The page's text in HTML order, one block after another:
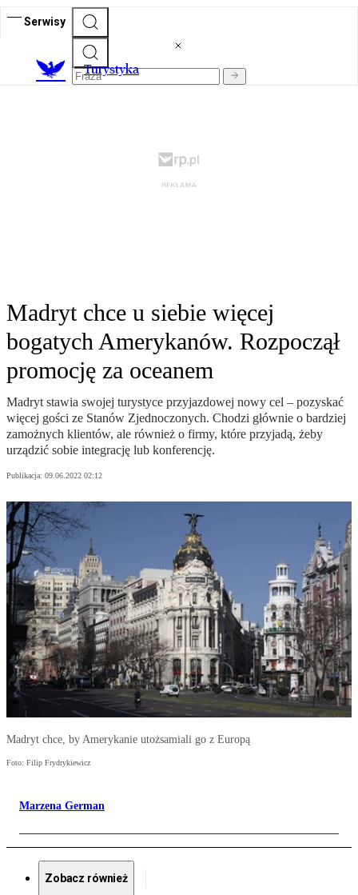
Serwisy
Turystyka
Madryt chce u siebie więcej
bogatych Amerykanów. Rozpoczął
promocję za oceanem
Madryt stawia swojej turystyce przyjazdowej nowy cel – pozyskać
więcej gości ze Stanów Zjednoczonych. Chodzi głównie o bardziej
zamożnych klientów, ale również o firmy, które przyjadą, żeby
urządzić sobie integrację lub konferencję.
Publikacja: 09.06.2022 02:12
Madryt chce, by Amerykanie utożsamiali go z Europą
Foto: Filip Frydrykiewicz
Marzena German
Zobacz również